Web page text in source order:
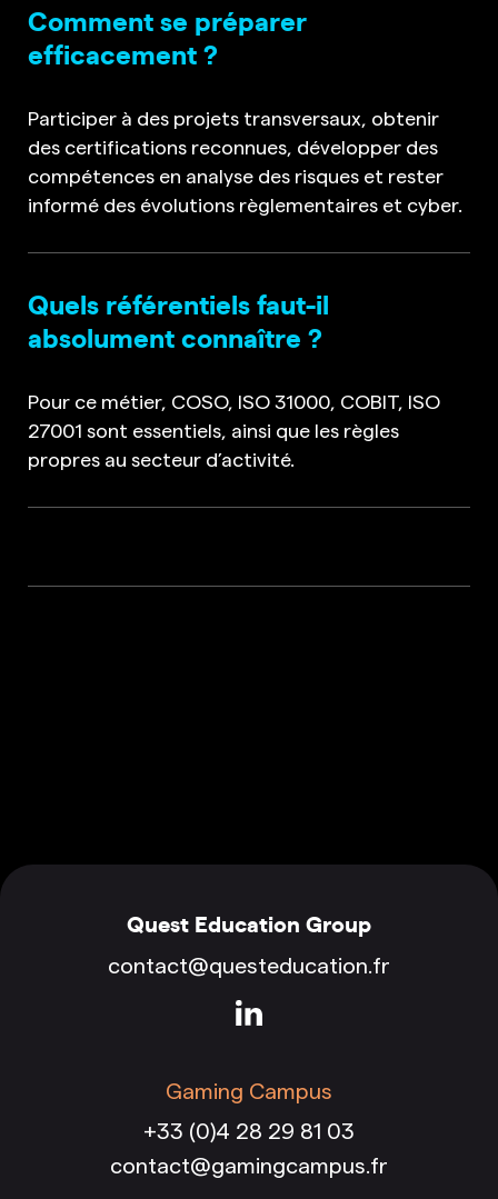
Comment se préparer
efficacement ?
Participer à des projets transversaux, obtenir
des certifications reconnues, développer des
compétences en analyse des risques et rester
informé des évolutions règlementaires et cyber.
Quels référentiels faut-il
absolument connaître ?
Pour ce métier, COSO, ISO 31000, COBIT, ISO
27001 sont essentiels, ainsi que les règles
propres au secteur d’activité.
Quest Education Group
contact@questeducation.fr
Gaming Campus
+33 (0)4 28 29 81 03
contact@gamingcampus.fr